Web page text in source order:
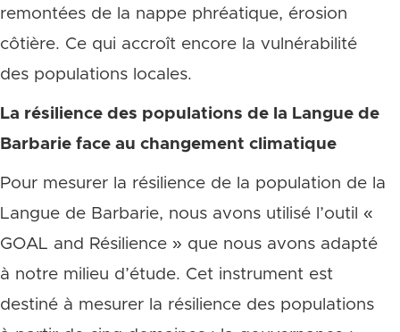
remontées de la nappe phréatique, érosion
côtière. Ce qui accroît encore la vulnérabilité
des populations locales.
La résilience des populations de la Langue de
Barbarie face au changement climatique
Pour mesurer la résilience de la population de la
Langue de Barbarie, nous avons utilisé l’outil «
GOAL and Résilience » que nous avons adapté
à notre milieu d’étude. Cet instrument est
destiné à mesurer la résilience des populations